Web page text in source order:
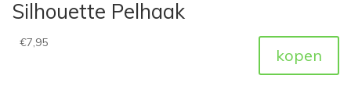
Silhouette Pelhaak
€7,95
kopen